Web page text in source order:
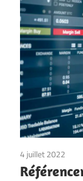
4 juillet 2022